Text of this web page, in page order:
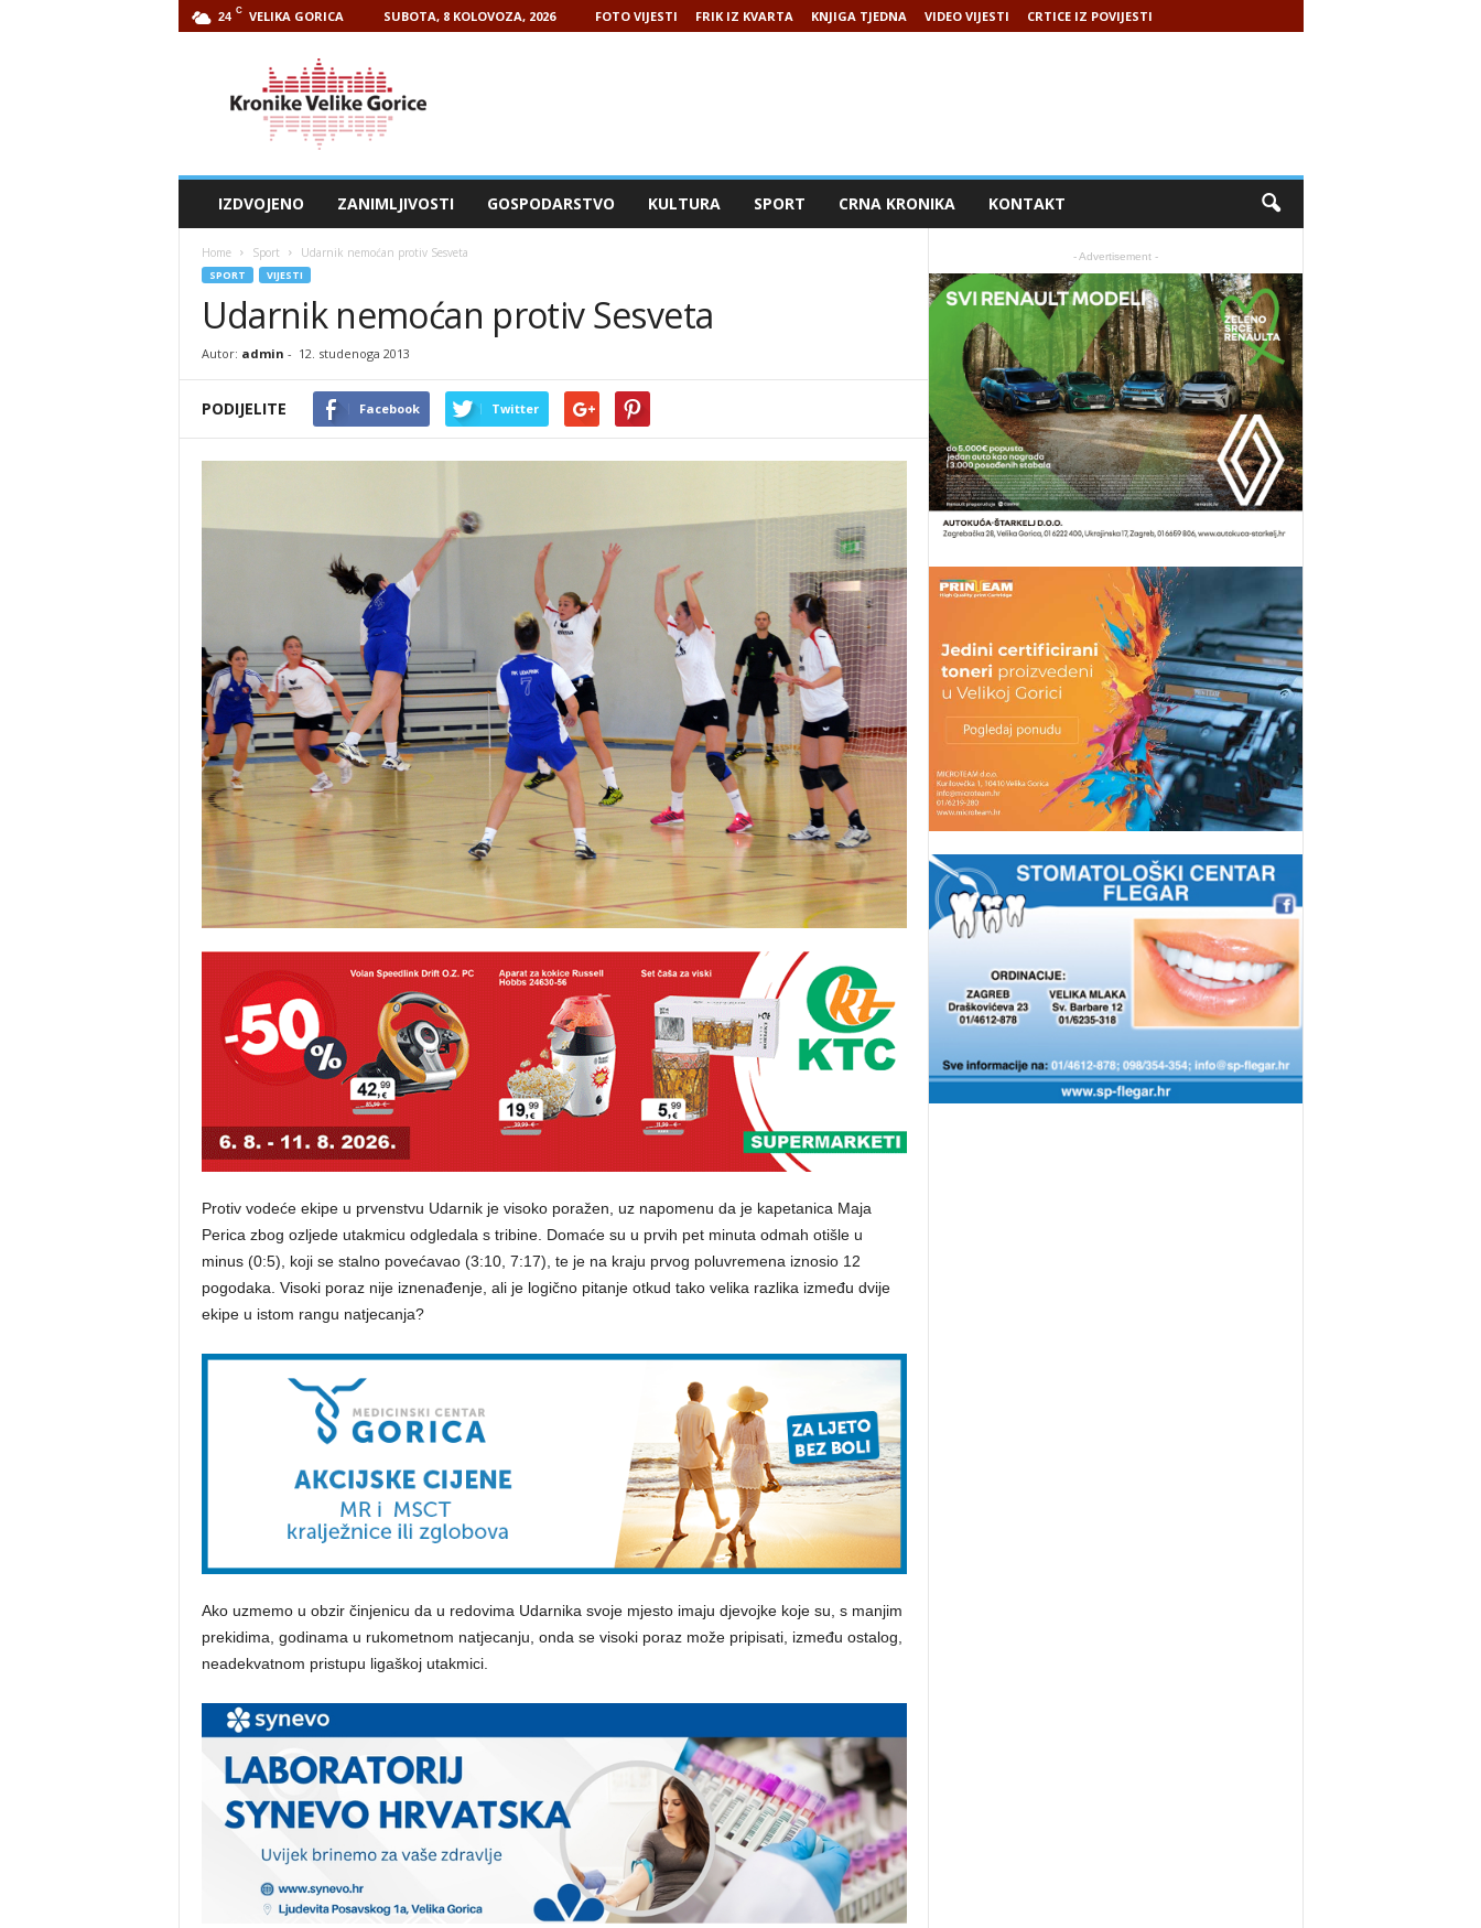
24 C VELIKA GORICA SUBOTA, 8 KOLOVOZA, 2026 FOTO VIJESTI FRIK IZ KVARTA KNJIGA TJEDNA VIDEO VIJESTI CRTICE IZ POVIJESTI
IZDVOJENO ZANIMLJIVOSTI GOSPODARSTVO KULTURA SPORT CRNA KRONIKA KONTAKT
Home Sport Udarnik nemoćan protiv Sesveta
SPORT VIJESTI
Udarnik nemoćan protiv Sesveta
Autor: admin - 12. studenoga 2013
PODIJELITE Facebook Twitter
Protiv vodeće ekipe u prvenstvu Udarnik je visoko poražen, uz napomenu da je kapetanica Maja
Perica zbog ozljede utakmicu odgledala s tribine. Domaće su u prvih pet minuta odmah otišle u
minus (0:5), koji se stalno povećavao (3:10, 7:17), te je na kraju prvog poluvremena iznosio 12
pogodaka. Visoki poraz nije iznenađenje, ali je logično pitanje otkud tako velika razlika između dvije
ekipe u istom rangu natjecanja?
Ako uzmemo u obzir činjenicu da u redovima Udarnika svoje mjesto imaju djevojke koje su, s manjim
prekidima, godinama u rukometnom natjecanju, onda se visoki poraz može pripisati, između ostalog,
neadekvatnom pristupu ligaškoj utakmici.
- Advertisement -